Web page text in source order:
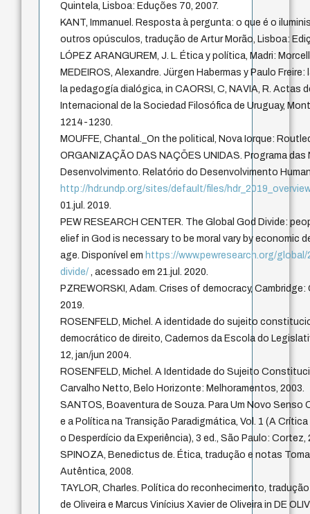
Quintela, Lisboa: Eduções 70, 2007.
KANT, Immanuel. Resposta à pergunta: o que é o
outros opúsculos, tradução de Artur Morão, Lisboa:
LÓPEZ ARANGUREM, J. L. Ética y política, Madri:
MEDEIROS, Alexandre. Jürgen Habermas y Paulo
la pedagogía dialógica, in CAORSI, C, NAVIA, R. Actas
Internacional de la Sociedad Filosófica de Uruguay,
1214-1230.
MOUFFE, Chantal._On the political, Nova Iorque:
ORGANIZAÇÃO DAS NAÇÕES UNIDAS. Programa
Desenvolvimento. Relatório do Desenvolvimento
http://hdr.undp.org/sites/default/files/
01.jul. 2019.
PEW RESEARCH CENTER. The Global God Divide:
elief in God is necessary to be moral vary by economic
age. Disponível em https://www.pewresearch.org/
divide/ , acessado em 21.jul. 2020.
PZREWORSKI, Adam. Crises of democracy,
2019.
ROSENFELD, Michel. A identidade do sujeito
democrático de direito, Cadernos da Escola do
12, jan/jun 2004.
ROSENFELD, Michel. A Identidade do Sujeito
Carvalho Netto, Belo Horizonte: Melhoramentos, 2003.
SANTOS, Boaventura de Souza. Para Um Novo Senso
e a Política na Transição Paradigmática, Vol. 1 (A
o Desperdício da Experiência), 3 ed., São Paulo: Cortez,
SPINOZA, Benedictus de. Ética, tradução e notas
Autêntica, 2008.
TAYLOR, Charles. Política do reconhecimento,
de Oliveira e Marcus Vinícius Xavier de Oliveira in DE